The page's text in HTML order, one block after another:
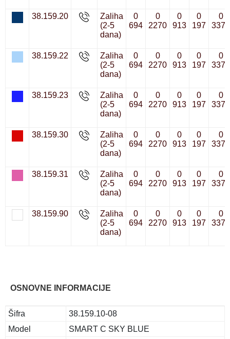
38.159.20
Zaliha
(2-5
dana)
0
694
0
2270
0
913
0
197
0
3373
38.159.22
Zaliha
(2-5
dana)
0
694
0
2270
0
913
0
197
0
3373
38.159.23
Zaliha
(2-5
dana)
0
694
0
2270
0
913
0
197
0
3373
38.159.30
Zaliha
(2-5
dana)
0
694
0
2270
0
913
0
197
0
3373
38.159.31
Zaliha
(2-5
dana)
0
694
0
2270
0
913
0
197
0
3373
38.159.90
Zaliha
(2-5
dana)
0
694
0
2270
0
913
0
197
0
3373
OSNOVNE INFORMACIJE
Šifra
38.159.10-08
Model
SMART C SKY BLUE